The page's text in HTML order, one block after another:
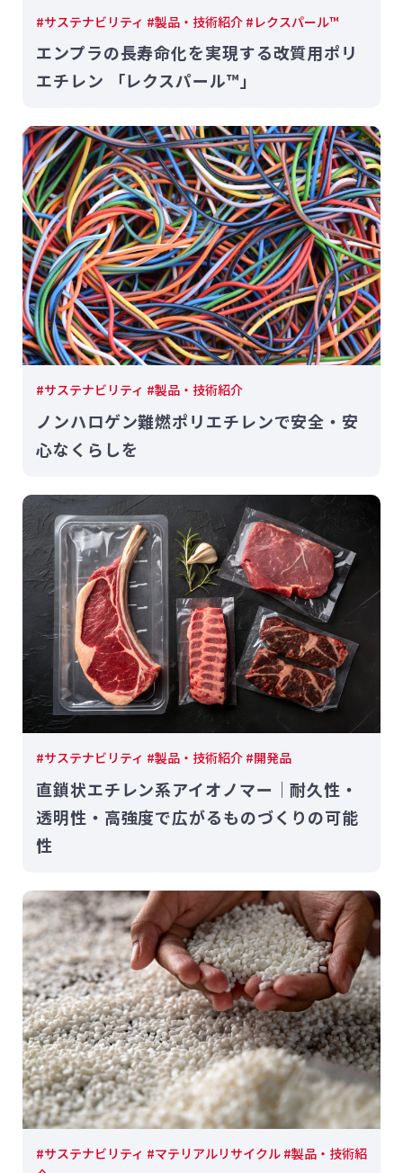
#サステナビリティ #製品・技術紹介 #レクスパール™
エンプラの長寿命化を実現する改質用ポリ
エチレン 「レクスパール™」
#サステナビリティ #製品・技術紹介
ノンハロゲン難燃ポリエチレンで安全・安
心なくらしを
#サステナビリティ #製品・技術紹介 #開発品
直鎖状エチレン系アイオノマー｜耐久性・
透明性・高強度で広がるものづくりの可能
性
#サステナビリティ #マテリアルリサイクル #製品・技術紹